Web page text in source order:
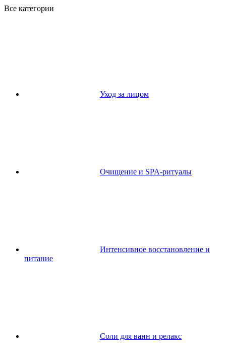
Все категории
Уход за лицом
Очищение и SPA-ритуалы
Интенсивное восстановление и
питание
Соли для ванн и релакс